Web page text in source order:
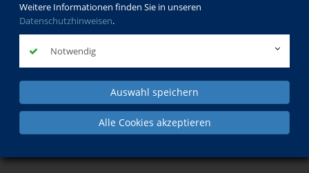
Weitere Informationen finden Sie in unseren
Datenschutzhinweisen.
Notwendig
Auswahl speichern
Alle Cookies akzeptieren
Produktions- schule